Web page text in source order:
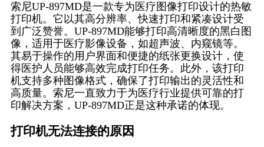
索尼UP-897MD是一款专为医疗图像打印设计的热敏
打印机。它以其高分辨率、快速打印和紧凑设计受
到广泛赞誉。UP-897MD能够打印高清晰度的黑白图
像，适用于医疗影像设备，如超声波、内窥镜等。
其易于操作的用户界面和便捷的纸张更换设计，使
得医护人员能够高效完成打印任务。此外，该打印
机支持多种图像格式，确保了打印输出的灵活性和
高质量。索尼一直致力于为医疗行业提供可靠的打
印解决方案，UP-897MD正是这种承诺的体现。
打印机无法连接的原因